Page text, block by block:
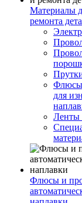
Материалы
ремонта
Флюсы
для
Ленты
Флюсы и